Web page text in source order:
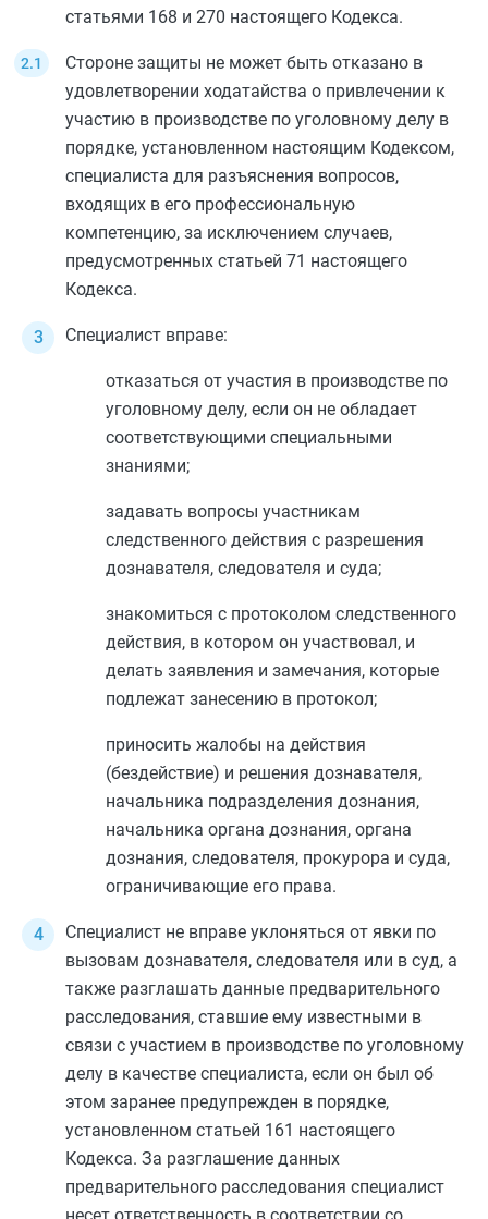
статьями 168 и 270 настоящего Кодекса.
Стороне защиты не может быть отказано в
удовлетворении ходатайства о привлечении к
участию в производстве по уголовному делу в
порядке, установленном настоящим Кодексом,
специалиста для разъяснения вопросов,
входящих в его профессиональную
компетенцию, за исключением случаев,
предусмотренных статьей 71 настоящего
Кодекса.
Специалист вправе:
отказаться от участия в производстве по
уголовному делу, если он не обладает
соответствующими специальными
знаниями;
задавать вопросы участникам
следственного действия с разрешения
дознавателя, следователя и суда;
знакомиться с протоколом следственного
действия, в котором он участвовал, и
делать заявления и замечания, которые
подлежат занесению в протокол;
приносить жалобы на действия
(бездействие) и решения дознавателя,
начальника подразделения дознания,
начальника органа дознания, органа
дознания, следователя, прокурора и суда,
ограничивающие его права.
Специалист не вправе уклоняться от явки по
вызовам дознавателя, следователя или в суд, а
также разглашать данные предварительного
расследования, ставшие ему известными в
связи с участием в производстве по уголовному
делу в качестве специалиста, если он был об
этом заранее предупрежден в порядке,
установленном статьей 161 настоящего
Кодекса. За разглашение данных
предварительного расследования специалист